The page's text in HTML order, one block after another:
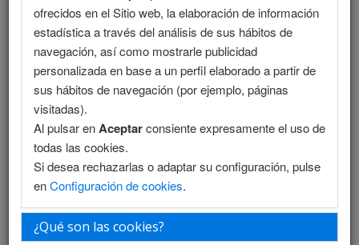
ofrecidos en el Sitio web, la elaboración de información
estadística a través del análisis de sus hábitos de
navegación, así como mostrarle publicidad
personalizada en base a un perfil elaborado a partir de
sus hábitos de navegación (por ejemplo, páginas
visitadas).
Al pulsar enAceptarconsiente expresamente el uso de
todas las cookies.
Si desea rechazarlas o adaptar su configuración, pulse
enConfiguración de cookies.
¿Qué son las cookies?
Programa Científico - Salón 1
Programa Científico - Salón 2
Programa Enfermería
Programa Enfermería (PDF)
Programa PDF
Plantilla